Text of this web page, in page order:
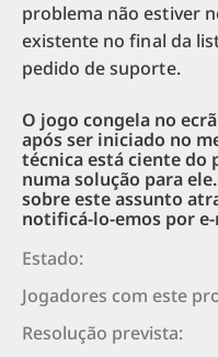
problema não estiver
existente no final da
pedido de suporte.
O jogo congela no
após ser iniciado no
técnica está ciente do
numa solução para
sobre este assunto
notificá-lo-emos por
Estado:
Jogadores com este
Resolução prevista: